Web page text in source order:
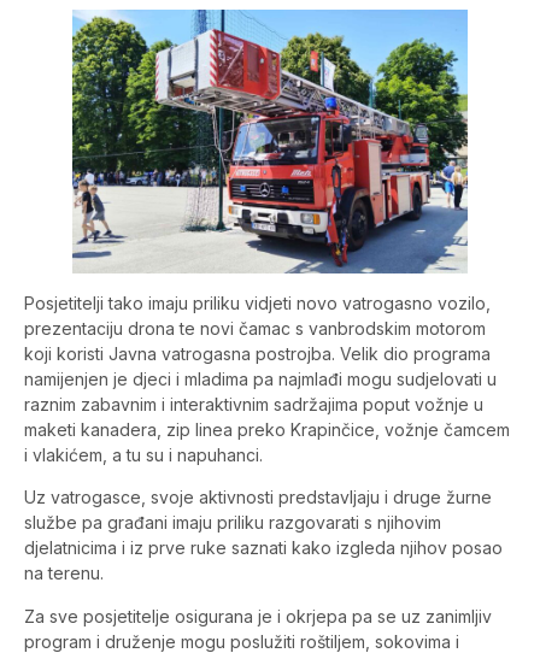
Posjetitelji tako imaju priliku vidjeti novo vatrogasno vozilo,
prezentaciju drona te novi čamac s vanbrodskim motorom
koji koristi Javna vatrogasna postrojba. Velik dio programa
namijenjen je djeci i mladima pa najmlađi mogu sudjelovati u
raznim zabavnim i interaktivnim sadržajima poput vožnje u
maketi kanadera, zip linea preko Krapinčice, vožnje čamcem
i vlakićem, a tu su i napuhanci.
Uz vatrogasce, svoje aktivnosti predstavljaju i druge žurne
službe pa građani imaju priliku razgovarati s njihovim
djelatnicima i iz prve ruke saznati kako izgleda njihov posao
na terenu.
Za sve posjetitelje osigurana je i okrjepa pa se uz zanimljiv
program i druženje mogu poslužiti roštiljem, sokovima i